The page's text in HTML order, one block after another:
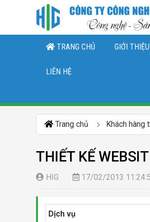
TRANG CHỦ GIỚI THIỆU
LIÊN HỆ
Trang chủ Khách hàng
THIẾT KẾ
HIG 17/02/2013
Dịch vụ